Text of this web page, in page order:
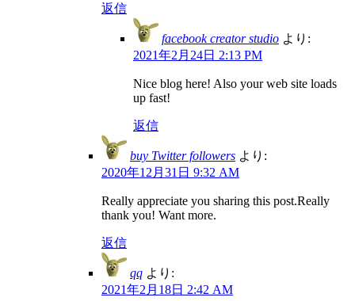
返信
facebook creator studio より:
2021年2月24日 2:13 PM
Nice blog here! Also your web site loads
up fast!
返信
buy Twitter followers より:
2020年12月31日 9:32 AM
Really appreciate you sharing this post.Really
thank you! Want more.
返信
qq より:
2021年2月18日 2:42 AM